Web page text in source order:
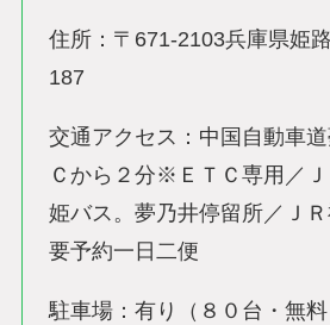
住所：〒671-2103兵庫県姫
187
交通アクセス：中国自動車道
Ｃから２分※ＥＴＣ専用／
姫バス。夢乃井停留所／Ｊ
要予約一日二便
駐車場：有り（８０台・無料